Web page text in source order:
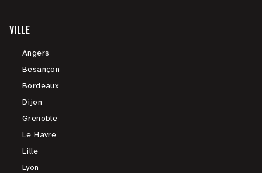
VILLE
Angers
Besançon
Bordeaux
Dijon
Grenoble
Le Havre
Lille
Lyon